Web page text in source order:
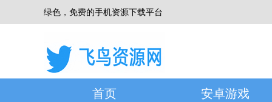
绿色，免费的手机资源下载平台
首页 安卓游戏